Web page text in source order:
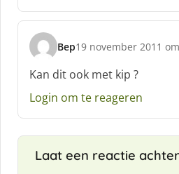
:
Bep
s
c
h
r
19 november 2011
Kan dit ook met kip ?
Login om te reageren
Laat een reactie achter